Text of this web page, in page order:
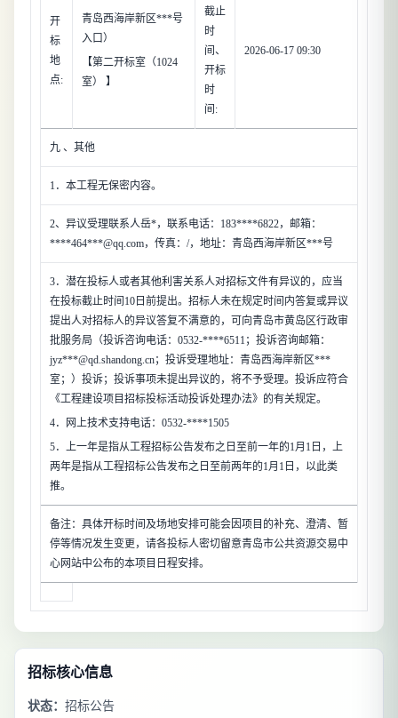
开
标
地
点:
青岛西海岸新区***号
入口）
【第二开标室（1024
室） 】
截止
时
间、
开标
时
间:
2026-06-17 09:30
九 、其他
1．本工程无保密内容。
2、异议受理联系人岳*，联系电话：183****6822，邮箱：
****464***@qq.com，传真：/，地址：青岛西海岸新区***号
3．潜在投标人或者其他利害关系人对招标文件有异议的，应当
在投标截止时间10日前提出。招标人未在规定时间内答复或异议
提出人对招标人的异议答复不满意的，可向青岛市黄岛区行政审
批服务局（投诉咨询电话：0532-****6511；投诉咨询邮箱：
jyz***@qd.shandong.cn；投诉受理地址：青岛西海岸新区***
室；）投诉；投诉事项未提出异议的，将不予受理。投诉应符合
《工程建设项目招标投标活动投诉处理办法》的有关规定。
4．网上技术支持电话：0532-****1505
5．上一年是指从工程招标公告发布之日至前一年的1月1日，上
两年是指从工程招标公告发布之日至前两年的1月1日，以此类
推。
备注：具体开标时间及场地安排可能会因项目的补充、澄清、暂
停等情况发生变更，请各投标人密切留意青岛市公共资源交易中
心网站中公布的本项目日程安排。
招标核心信息
状态： 招标公告